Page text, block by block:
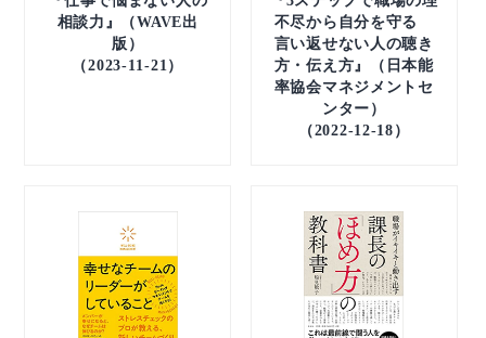
相談力』（WAVE出
版）
（2023-11-21）
不尽から自分を守る
言い返せない人の聴き
方・伝え方』（日本能
率協会マネジメントセ
ンター）
（2022-12-18）